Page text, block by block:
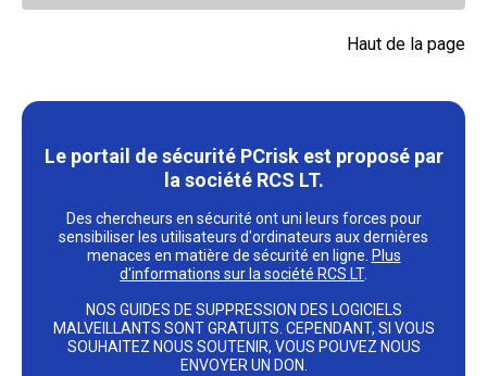
Haut de la page
Le portail de sécurité PCrisk est proposé par
la société RCS LT.
Des chercheurs en sécurité ont uni leurs forces pour
sensibiliser les utilisateurs d'ordinateurs aux dernières
menaces en matière de sécurité en ligne. Plus
d'informations sur la société RCS LT.
NOS GUIDES DE SUPPRESSION DES LOGICIELS
MALVEILLANTS SONT GRATUITS. CEPENDANT, SI VOUS
SOUHAITEZ NOUS SOUTENIR, VOUS POUVEZ NOUS
ENVOYER UN DON.